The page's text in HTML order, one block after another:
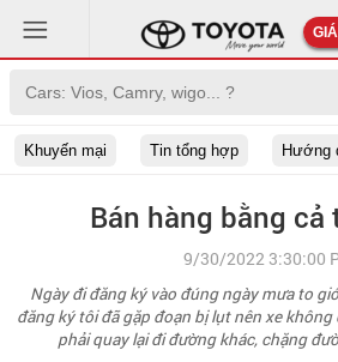
Khuyến mại Tin tổng hợp Hướng
Bán hàng bằng cả
9/30/2022 3:30:00
Ngày đi đăng ký vào đúng ngày mưa to
đăng ký tôi đã gặp đoạn bị lụt nên xe
phải quay lại đi đường khác, chặng